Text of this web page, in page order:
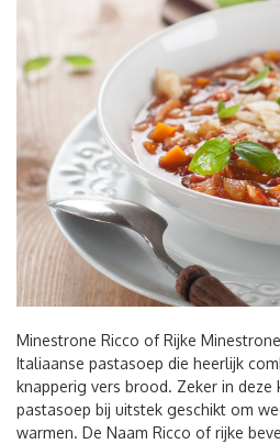
Minestrone Ricco of Rijke
Italiaanse pastasoep die heerlijk
knapperig vers brood. Zeker in deze
pastasoep bij uitstek geschikt om
warmen. De Naam Ricco of rijke